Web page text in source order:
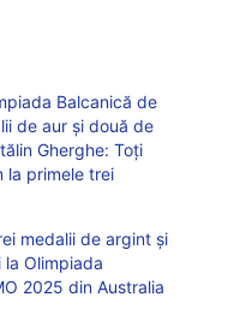
Balcanică de
de aur și două de
Gherghe: Toți
la primele trei
medalii de argint și
Olimpiada
2025 din Australia